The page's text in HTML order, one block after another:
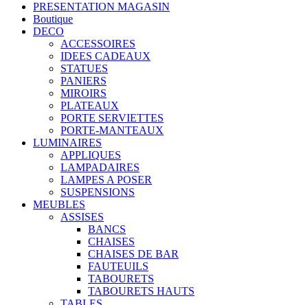
PRESENTATION MAGASIN
Boutique
DECO
ACCESSOIRES
IDEES CADEAUX
STATUES
PANIERS
MIROIRS
PLATEAUX
PORTE SERVIETTES
PORTE-MANTEAUX
LUMINAIRES
APPLIQUES
LAMPADAIRES
LAMPES A POSER
SUSPENSIONS
MEUBLES
ASSISES
BANCS
CHAISES
CHAISES DE BAR
FAUTEUILS
TABOURETS
TABOURETS HAUTS